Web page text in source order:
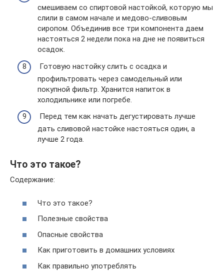
смешиваем со спиртовой настойкой, которую мы
слили в самом начале и медово-сливовым
сиропом. Объединив все три компонента даем
настояться 2 недели пока на дне не появиться
осадок.
Готовую настойку слить с осадка и
профильтровать через самодельный или
покупной фильтр. Хранится напиток в
холодильнике или погребе.
Перед тем как начать дегустировать лучше
дать сливовой настойке настояться один, а
лучше 2 года.
Что это такое?
Содержание:
Что это такое?
Полезные свойства
Опасные свойства
Как приготовить в домашних условиях
Как правильно употреблять